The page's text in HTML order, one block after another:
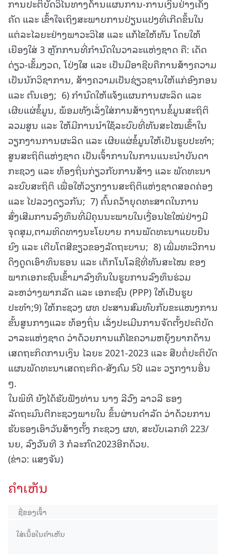
ການປະຕິບັດວິໄນທາງດ້ານແຜນການ-ການເງິນຢ່າງເຄັ່ງ
ຄັດ ແລະ ເຂົ້າໃຈເຖິງສະພາບການປ່ຽນແປງທີ່ເກີດຂຶ້ນໃນ
ແຕ່ລະໄລຍະຢ່າງພາວະວິໄສ ແລະ ແກ້ໄຂໃຫ້ທັນ ໂດຍໃຫ້
ເຍືອງໃສ່ 3 ຫຼັກການທີ່ກຳນົດໃນວາລະແຫ່ງຊາດ ຄື: ເດັດ
ດ່ຽວ-ເຂັ້ມງວດ, ໂປ່ງໃສ ແລະ ເປັນມືອາຊີບຄືການສ້າງຄວາມ
ເປັນນັກວິຊາການ, ສ້າງຄວາມເປັນຊ່ຽວຊານໃຫ້ແກ່ອົງກອນ
ແລະ ຕົນເອງ; 6) ກຳນົດໃຫ້ແຈ້ງແຜນການຜະລິດ ແລະ
ເຜີຍແຜ່ຂໍ້ມູນ, ພ້ອມທັງເລັ່ງໃສ່ການສ້າງຖານຂໍ້ມູນສະຖິຕິ
ລວມສູນ ແລະ ໃຫ້ມີການນໍາໃຊ້ລະບົບທີ່ທັນສະໄໝເຂົ້າໃນ
ວຽກງານການຜະລິດ ແລະ ເຜີຍແຜ່ຂໍ້ມູນໃຫ້ເປັນຮູບປະທຳ;
ສູນສະຖິຕິແຫ່ງຊາດ ເປັນເຈົ້າການໃນການແນະນໍາບັນດາ
ກະຊວງ ແລະ ທ້ອງຖິ່ນກ່ຽວກັບການສ້າງ ແລະ ພັດທະນາ
ລະບົບສະຖິຕິ ເພື່ອໃຫ້ວຽກງານສະຖິຕິແຫ່ງຊາດສອດຄ່ອງ
ແລະ ໄປລວງດຽວກັນ; 7) ຄົ້ນຄວ້າຍຸດທະສາດໃນການ
ສົ່ງເສີມການລົງທຶນທີ່ມີຄຸນນະພາບໃນເງື່ອນໄຂໃໝ່ຢ່າງມີ
ຈຸດສຸມ,ຕາມທິດທາງນະໂຍບາຍ ການພັດທະນາແບບຍືນ
ຍົງ ແລະ ເຕີບໂຕສີຂຽວຂອງລັດຖະບານ; 8) ເພີ່ມທະວີການ
ດຶງດູດເອົາທຶນຮອນ ແລະ ເຕັກໂນໂລຊີທີ່ທັນສະໄໝ ຂອງ
ພາກເອກະຊົນເຂົ້າມາລົງທຶນໃນຮູບການລົງທຶນຮ່ວມ
ລະຫວ່າງພາກລັດ ແລະ ເອກະຊົນ (PPP) ໃຫ້ເປັນຮູບ
ປະທຳ;9) ໃຫ້ກະຊວງ ຜທ ປະສານສົມທົບກັບຂະແໜງການ
ຂັ້ນສູນກາງແລະ ທ້ອງຖິ່ນ ເລັ່ງປະເມີນການຈັດຕັ້ງປະຕິບັດ
ວາລະແຫ່ງຊາດ ວ່າດ້ວຍການແກ້ໄຂຄວາມຫຍຸ້ງຍາກດ້ານ
ເສດຖະກິດການເງິນ ໄລຍະ 2021-2023 ແລະ ສືບຕໍ່ປະຕິບັດ
ແຜນພັດທະນາເສດຖະກິດ-ສັງຄົມ 5ປີ ແລະ ວຽກງານອື່ນ
ໆ.
ໃນພິທີ ຍັງໄດ້ຮັບຟັງທ່ານ ນາງ ລີວົງ ລາວລີ ຮອງ
ລັດຖະມົນຕີກະຊວງພາຍໃນ ຂຶ້ນຜ່ານດໍາລັດ ວ່າດ້ວຍການ
ຮັບຮອງເອົາວັນສ້າງຕັ້ງ ກະຊວງ ຜທ, ສະບັບເລກທີ 223/
ນຍ, ລົງວັນທີ 3 ກໍລະກົດ2023ອີກດ້ວຍ.
(ຂ່າວ: ແສງຈັນ)
ຄໍາເຫັນ